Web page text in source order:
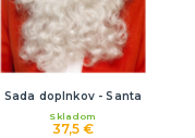
Sada doplnkov - Santa
37,5 €
Skladom